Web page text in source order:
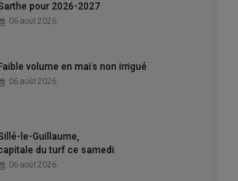
pour 2026-2027
06 août 2026
Faible volume en maïs non irrigué
06 août 2026
le-Guillaume,
du turf ce samedi
06 août 2026